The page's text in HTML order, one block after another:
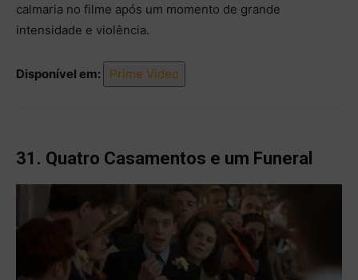
calmaria no filme após um momento de grande
intensidade e violência.
Disponível em: Prime Video
31. Quatro Casamentos e um Funeral